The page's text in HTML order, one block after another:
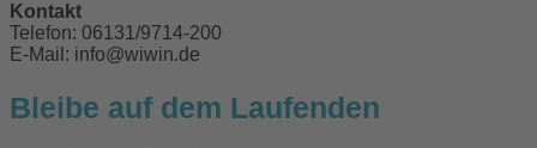
Kontakt
Telefon: 06131/9714-200
E-Mail: info@wiwin.de
Bleibe auf dem Laufenden